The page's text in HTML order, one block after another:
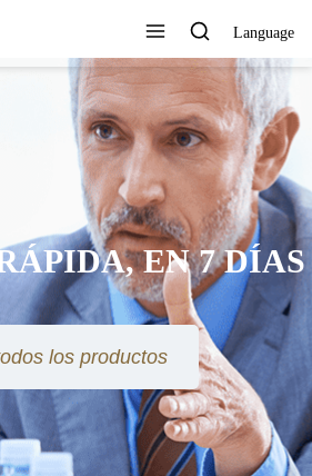
Language
EN 7 DÍAS
los productos